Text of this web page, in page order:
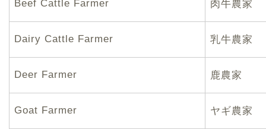
Beef Cattle Farmer 肉牛農家
Dairy Cattle Farmer 乳牛農家
Deer Farmer 鹿農家
Goat Farmer ヤギ農家